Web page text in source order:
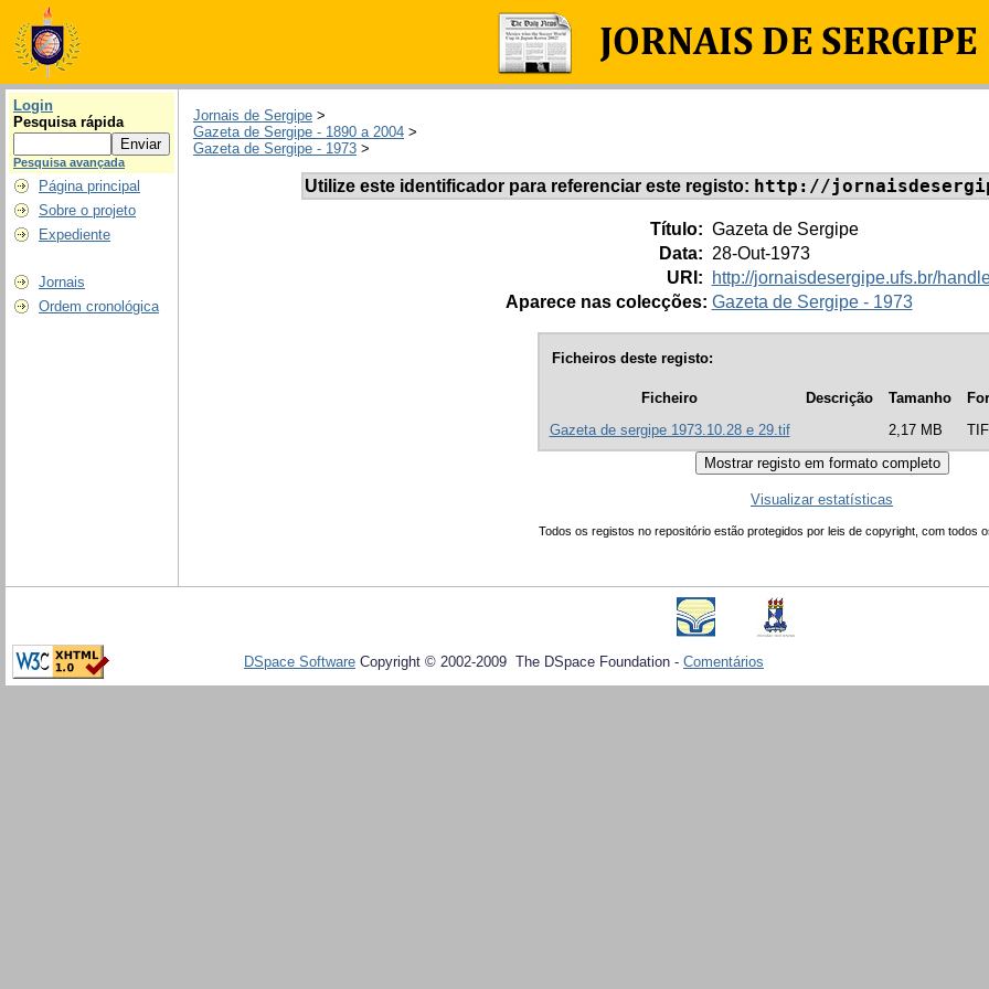
Login
Pesquisa rápida
Pesquisa avançada
Página principal
Sobre o projeto
Expediente
Jornais
Ordem cronológica
Jornais de Sergipe >
Gazeta de Sergipe - 1890 a 2004 >
Gazeta de Sergipe - 1973 >
Utilize este identificador para referenciar este registo: http://
Título: Gazeta de Sergipe
Data: 28-Out-1973
URI:
http://jornaisdesergipe.ufs.br/
Aparece nas colecções: Gazeta de Sergipe - 1973
Ficheiros deste registo:
Ficheiro Descrição Tamanho
Gazeta de sergipe 1973.10.28 e 29.tif
2,17 MB
Visualizar estatísticas
Todos os registos no repositório estão protegidos por leis de copyright, com todos
DSpace Software Copyright © 2002-2009 The DSpace Foundation - Comentários